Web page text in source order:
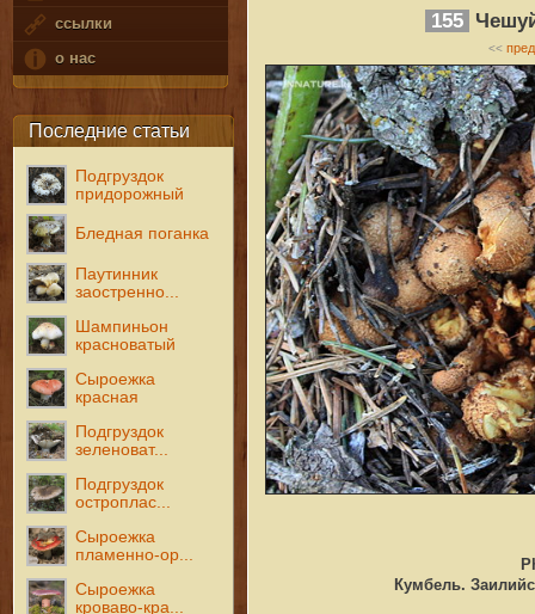
ссылки
о нас
Последние статьи
Подгруздок
придорожный
Бледная поганка
Паутинник
заостренно...
Шампиньон
красноватый
Сыроежка
красная
Подгруздок
зеленоват...
Подгруздок
остроплас...
Сыроежка
пламенно-ор...
Сыроежка
кроваво-кра...
155
<<
Кумбель.